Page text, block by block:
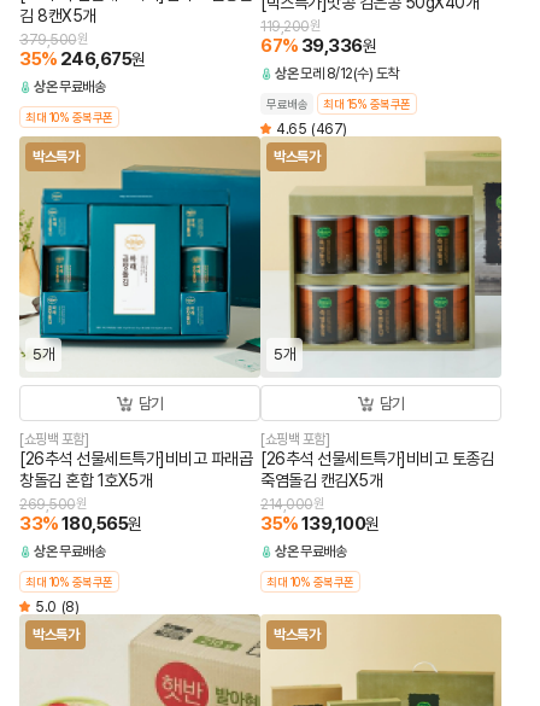
김 8캔X5개
379,500원
35% 246,675원
상온무료배송
최대 10% 중복쿠폰
119,200원
67% 39,336원
상온모레 8/12(수) 도착
무료배송 최대 15% 중복쿠폰
4.65 (467)
박스특가
5개
담기
[쇼핑백 포함]
[26추석 선물세트특가]비비고 파래곱
창돌김 혼합 1호X5개
269,500원
33%180,565원
상온무료배송
최대 10% 중복쿠폰
5.0 (8)
박스특가
5개
담기
[쇼핑백 포함]
[26추석 선물세트특가]비비고 토종김
죽염돌김 캔김X5개
214,000원
35%139,100원
상온무료배송
최대 10% 중복쿠폰
박스특가 박스특가